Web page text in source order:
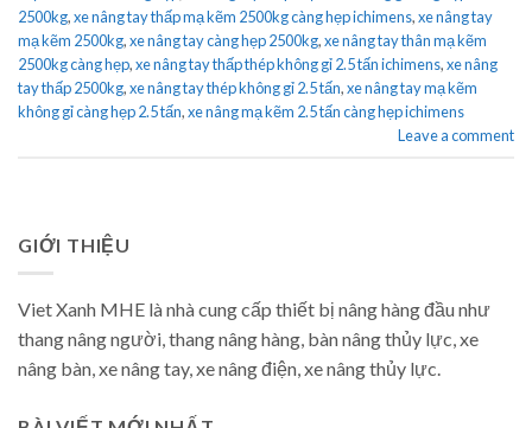
2500kg,xe nâng tay thấp mạ kẽm 2500kg càng hẹp ichimens,xe nâng tay
mạ kẽm 2500kg,xe nâng tay càng hẹp 2500kg,xe nâng tay thân mạ kẽm
2500kg càng hẹp,xe nâng tay thấp thép không gỉ 2.5 tấn ichimens,xe nâng
tay thấp 2500kg,xe nâng tay thép không gỉ 2.5 tấn,xe nâng tay mạ kẽm
không gỉ càng hẹp 2.5 tấn,xe nâng mạ kẽm 2.5 tấn càng hẹp ichimens
Leave a comment
GIỚI THIỆU
Viet Xanh MHE là nhà cung cấp thiết bị nâng hàng đầu như
thang nâng người, thang nâng hàng, bàn nâng thủy lực, xe
nâng bàn, xe nâng tay, xe nâng điện, xe nâng thủy lực.